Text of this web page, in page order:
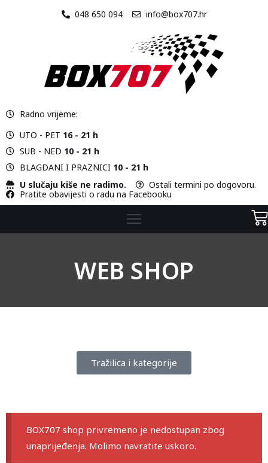
048 650 094 info@box707.hr
Radno vrijeme:
UTO - PET 16 - 21 h
SUB - NED 10 - 21 h
BLAGDANI I PRAZNICI 10 - 21 h
U slučaju kiše ne radimo.
Ostali termini po dogovoru.
Pratite obavijesti o radu na Facebooku
VOZILA
CJENIK
KONTAKT
WEB
WEB SHOP
Tražilica i kategorije
BOX707 shop privremeno je nedostupan zbog
unaprijeđenja. Molimo navratite uskoro.